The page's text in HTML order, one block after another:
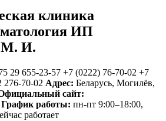
клиника
ИП
М. И.
29 655-23-57 +7 (0222) 76-70-02 +7
276-70-02 Адрес: Беларусь, Могилёв,
сайт:
График работы: пн-пт 9:00–18:00,
работает